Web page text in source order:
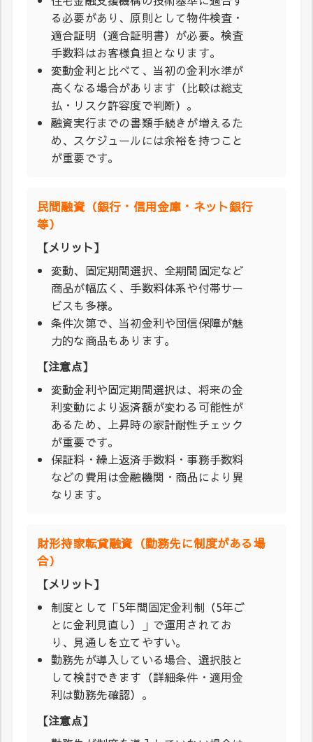
る必要があり、原則として物件検査・
適合証明（適合証明書）が必要。検査
手数料はお客様負担となります。
変動金利と比べて、当初の金利水準が
高くなる場合があります（比較は総支
払・リスク許容度で判断）。
融資実行までの書類手続きが増えるた
め、スケジュールには余裕を持つこと
が重要です。
民間融資（銀行・信用金庫・ネット銀行
等）
【メリット】
変動、固定期間選択、全期間固定など
商品が幅広く、手数料体系や付帯サー
ビスも多様。
条件次第で、当初金利や団信保障が魅
力的な商品もあります。
【注意点】
変動金利や固定期間選択は、将来の金
利変動により返済額が変わる可能性が
あるため、上昇時の家計耐性チェック
が重要です。
保証料・繰上返済手数料・事務手数料
などの費用は金融機関・商品により異
なります。
財形持家転貸融資（勤務先に制度がある場
合）
【メリット】
制度として「5年間固定金利制（5年ご
とに金利見直し）」で運用されてお
り、見通しを立てやすい。
勤務先が導入している場合、選択肢と
して検討できます（詳細条件・適用金
利は勤務先確認）。
【注意点】